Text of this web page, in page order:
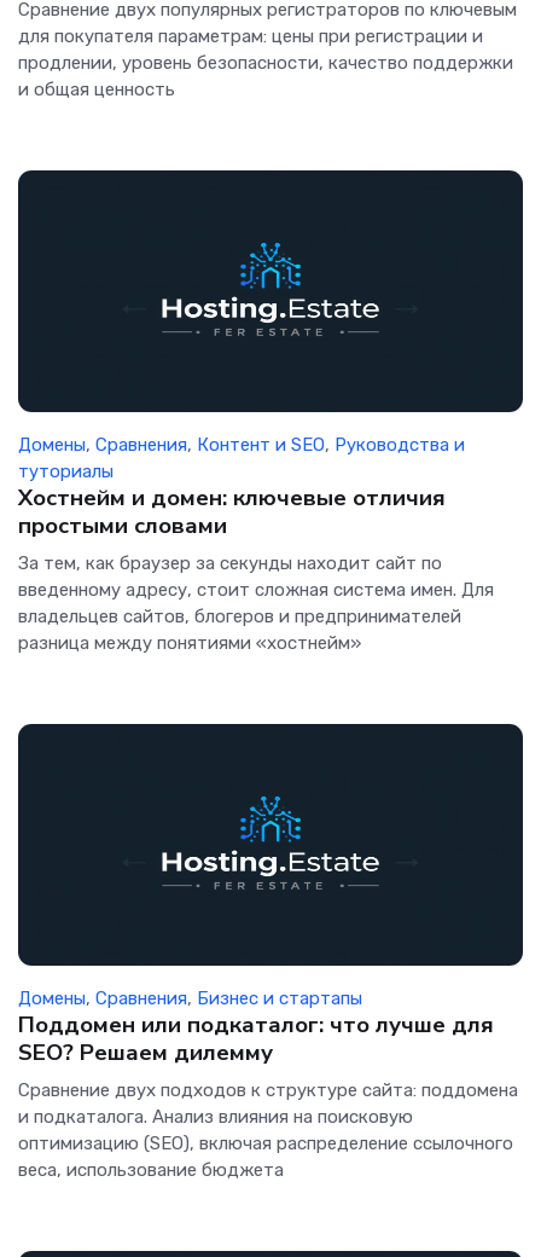
Сравнение двух популярных регистраторов по ключевым
для покупателя параметрам: цены при регистрации и
продлении, уровень безопасности, качество поддержки
и общая ценность
Домены, Сравнения, Контент и SEO, Руководства и
туториалы
Хостнейм и домен: ключевые отличия
простыми словами
За тем, как браузер за секунды находит сайт по
введенному адресу, стоит сложная система имен. Для
владельцев сайтов, блогеров и предпринимателей
разница между понятиями «хостнейм»
Домены, Сравнения, Бизнес и стартапы
Поддомен или подкаталог: что лучше для
SEO? Решаем дилемму
Сравнение двух подходов к структуре сайта: поддомена
и подкаталога. Анализ влияния на поисковую
оптимизацию (SEO), включая распределение ссылочного
веса, использование бюджета